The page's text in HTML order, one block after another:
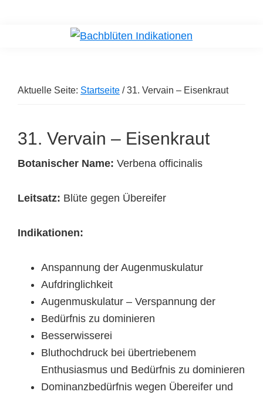
contentrichtigen
Aktuelle Seite: Startseite /31. Vervain – Eisenkraut
31. Vervain – Eisenkraut
Botanischer Name: Verbena officinalis
Leitsatz: Blüte gegen Übereifer
Indikationen:
Anspannung der Augenmuskulatur
Aufdringlichkeit
Augenmuskulatur – Verspannung der
Bedürfnis zu dominieren
Besserwisserei
Bluthochdruck bei übertriebenem
Enthusiasmus und Bedürfnis zu dominieren
Dominanzbedürfnis wegen Übereifer und